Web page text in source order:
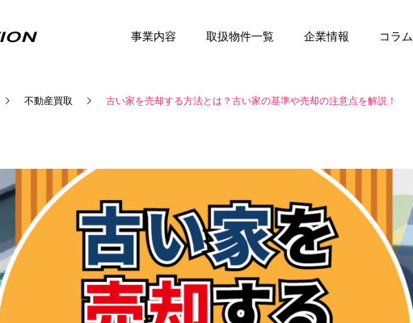
事業内容 取扱物件一覧 企業情報 コラム
不動産買取
ウィズの利益還元
不動産買取 古い家を売却する方法とは？古い家の基準や売却の注意点を解説！